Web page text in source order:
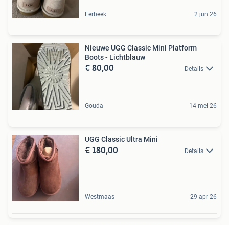
Eerbeek 2 jun 26
Nieuwe UGG Classic Mini Platform
Boots - Lichtblauw
€ 80,00 Details
Gouda 14 mei 26
UGG Classic Ultra Mini
€ 180,00 Details
Westmaas 29 apr 26